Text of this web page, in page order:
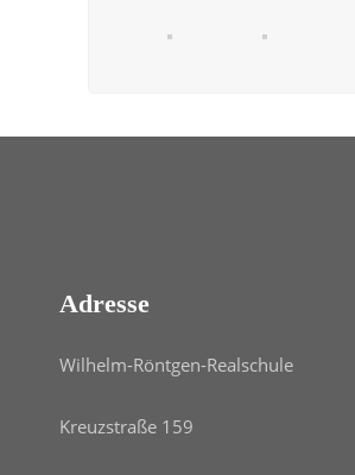
Adresse
Wilhelm-Röntgen-Realschule
Kreuzstraße 159